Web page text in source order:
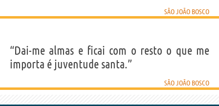
SÃO JOÃO BOSCO
“Dai-me almas e ficai com o resto o que me
importa é juventude santa.”
SÃO JOÃO BOSCO